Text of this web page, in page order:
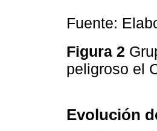
Fuente:
Figura 2
peligroso el
Evolución